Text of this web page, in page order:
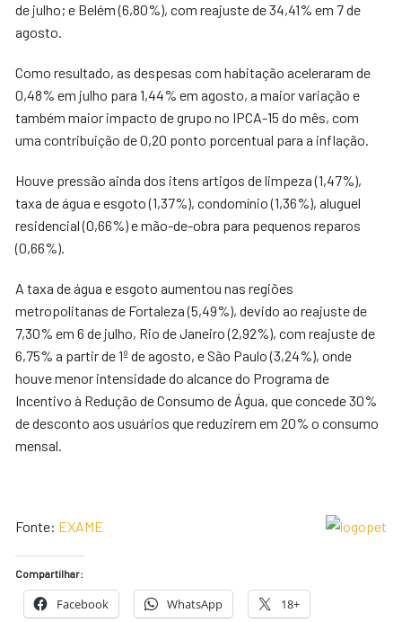
de julho; e Belém (6,80%), com reajuste de 34,41% em 7 de
agosto.
Como resultado, as despesas com habitação aceleraram de
0,48% em julho para 1,44% em agosto, a maior variação e
também maior impacto de grupo no IPCA-15 do mês, com
uma contribuição de 0,20 ponto porcentual para a inflação.
Houve pressão ainda dos itens artigos de limpeza (1,47%),
taxa de água e esgoto (1,37%), condomínio (1,36%), aluguel
residencial (0,66%) e mão-de-obra para pequenos reparos
(0,66%).
A taxa de água e esgoto aumentou nas regiões
metropolitanas de Fortaleza (5,49%), devido ao reajuste de
7,30% em 6 de julho, Rio de Janeiro (2,92%), com reajuste de
6,75% a partir de 1º de agosto, e São Paulo (3,24%), onde
houve menor intensidade do alcance do Programa de
Incentivo à Redução de Consumo de Água, que concede 30%
de desconto aos usuários que reduzirem em 20% o consumo
mensal.
Fonte: EXAME
Compartilhar:
Facebook WhatsApp 18+